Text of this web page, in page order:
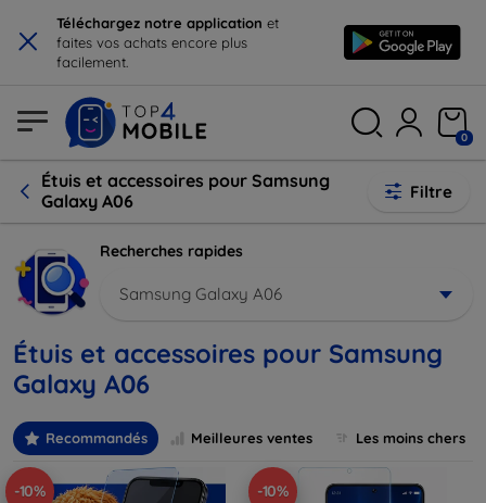
× Téléchargez notre application et
faites vos achats encore plus
facilement.
0
Étuis et accessoires pour Samsung
Galaxy A06
Filtre
Recherches rapides
Samsung Galaxy A06
Étuis et accessoires pour Samsung
Galaxy A06
Recommandés Meilleures ventes Les moins chers
-10% -10%